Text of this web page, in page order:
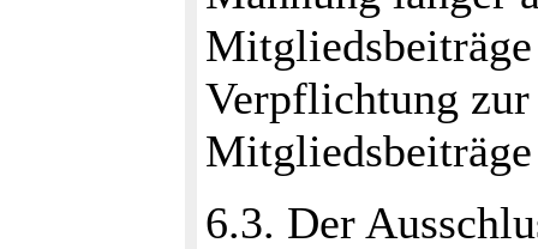
Verpflichtung
6.3. Der